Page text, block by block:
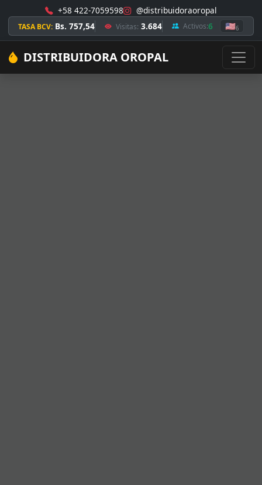
+58 422-7059598 @distribuidoraoropal
TASA BCV: Bs. 757,54 Visitas: 3.684 Activos:6 🇺🇸6
DISTRIBUIDORA OROPAL